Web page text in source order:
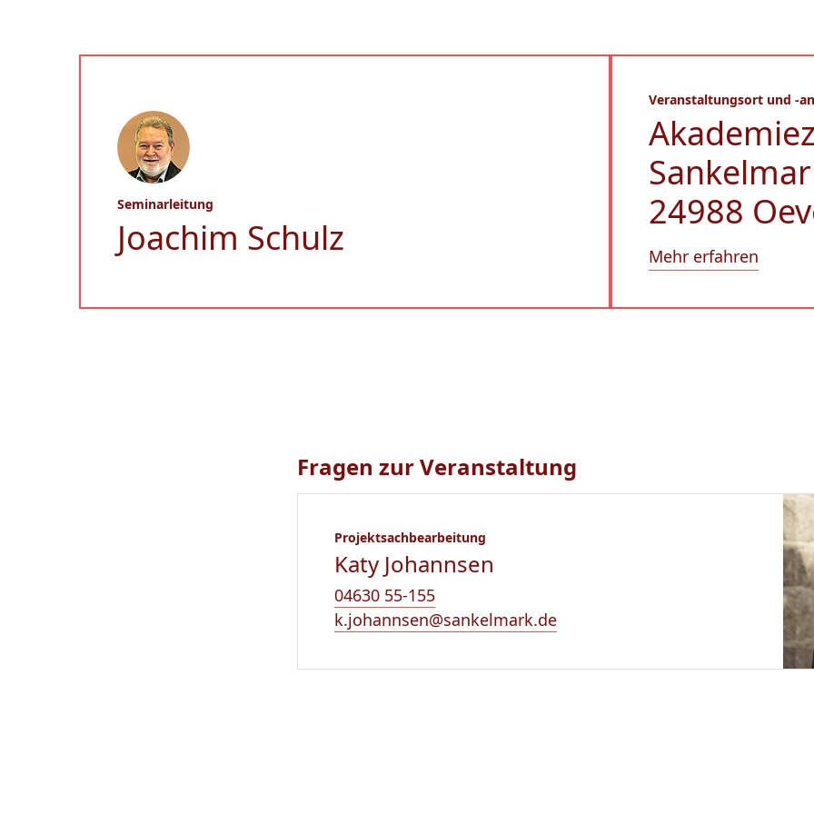
Seminarleitung
Joachim Schulz
Veranstaltungsort und -
24988
Mehr erfahren
Fragen zur Veranstaltung
Projektsachbearbeitung
Katy Johannsen
04630 55-155
k.johannsen@sankelmark.de